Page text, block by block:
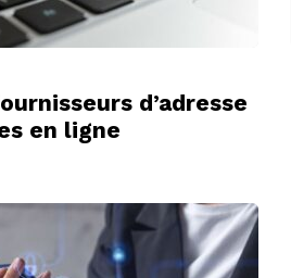
d’adresse
en ligne